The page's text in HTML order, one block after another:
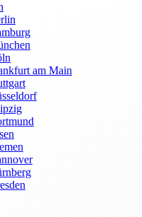
am Main